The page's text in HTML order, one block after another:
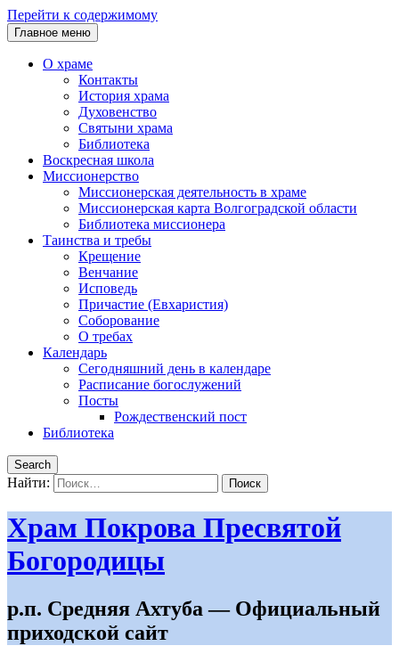
Перейти к содержимому
Главное меню
О храме
Контакты
История храма
Духовенство
Святыни храма
Библиотека
Воскресная школа
Миссионерство
Миссионерская деятельность в храме
Миссионерская карта Волгоградской области
Библиотека миссионера
Таинства и требы
Крещение
Венчание
Исповедь
Причастие (Евхаристия)
Соборование
О требах
Календарь
Сегодняшний день в календаре
Расписание богослужений
Посты
Рождественский пост
Библиотека
Search
Найти:
Храм Покрова Пресвятой
Богородицы
р.п. Средняя Ахтуба — Официальный
приходской сайт